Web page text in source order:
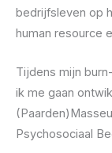
bedrijfsleven op
human resource
Tijdens mijn
ik me gaan
Psychosociaal